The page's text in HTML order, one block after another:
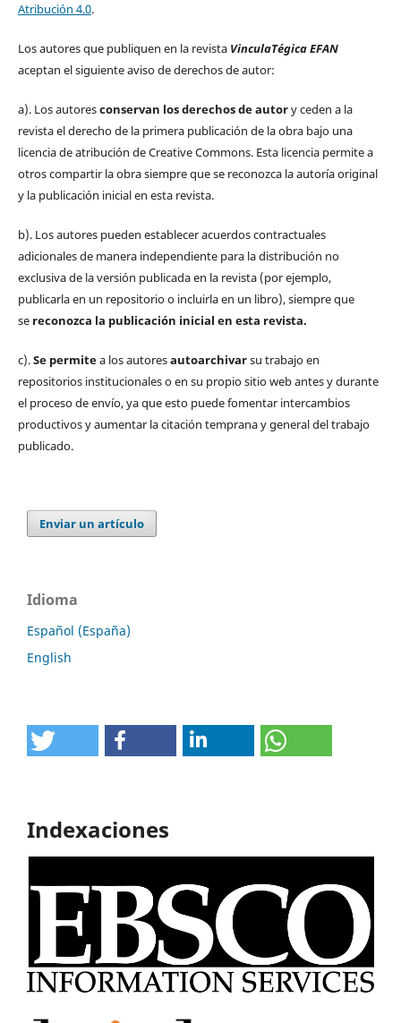
Atribución 4.0.
Los autores que publiquen en la revista VinculaTégica EFAN
aceptan el siguiente aviso de derechos de autor:
a). Los autoresconservan los derechos de autory ceden a la
revista el derecho de la primera publicación de la obra bajo una
licencia de atribución de Creative Commons. Esta licencia permite a
otros compartir la obra siempre que se reconozca la autoría original
y la publicación inicial en esta revista.
b). Los autores pueden establecer acuerdos contractuales
adicionales de manera independiente para la distribución no
exclusiva de la versión publicada en la revista (por ejemplo,
publicarla en un repositorio o incluirla en un libro), siempre que
sereconozca la publicación inicial en esta revista.
c).Se permitea los autoresautoarchivarsu trabajo en
repositorios institucionales o en su propio sitio web antes y durante
el proceso de envío, ya que esto puede fomentar intercambios
productivos y aumentar la citación temprana y general del trabajo
publicado.
Enviar un artículo
Idioma
Español (España)
English
Indexaciones